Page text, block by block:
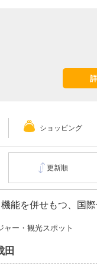
ショッピング
更新順
能を併せもつ、国
ャー・観光スポット
田